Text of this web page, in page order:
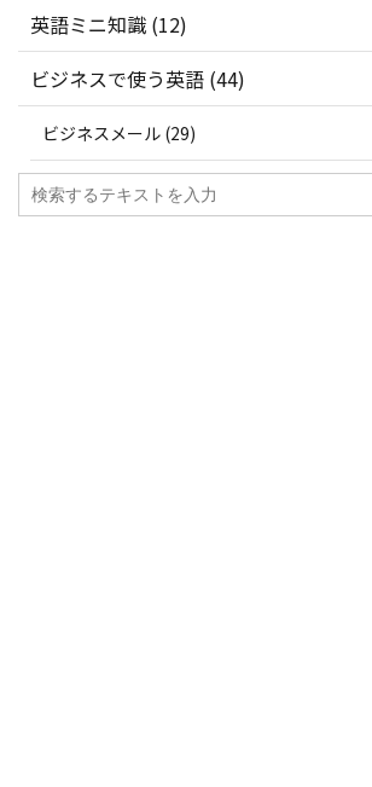
英語ミニ知識 (12)
ビジネスで使う英語 (44)
ビジネスメール (29)